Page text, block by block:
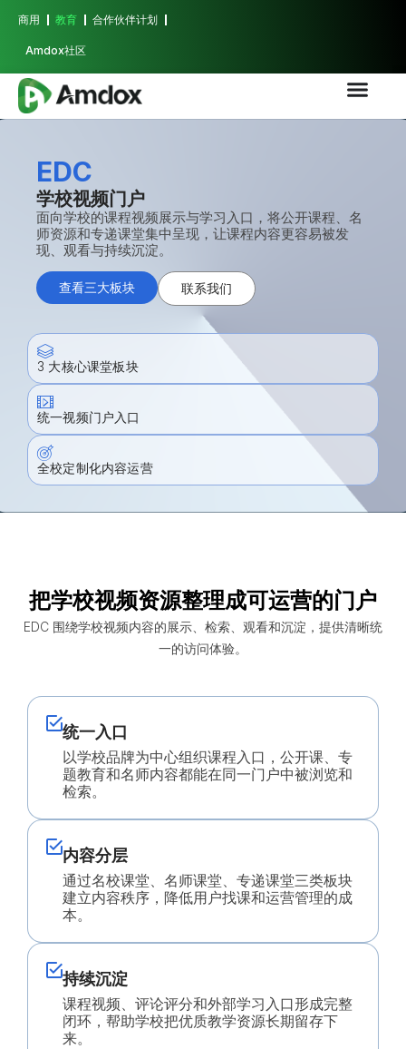
商用 教育 合作伙伴计划
Amdox社区
EDC
学校视频门户
面向学校的课程视频展示与学习入口，将公开课程、名
师资源和专递课堂集中呈现，让课程内容更容易被发
现、观看与持续沉淀。
查看三大板块 联系我们
3 大核心课堂板块
统一视频门户入口
全校定制化内容运营
把学校视频资源整理成可运营的门户
EDC 围绕学校视频内容的展示、检索、观看和沉淀，提供清晰统
一的访问体验。
统一入口
以学校品牌为中心组织课程入口，公开课、专
题教育和名师内容都能在同一门户中被浏览和
检索。
内容分层
通过名校课堂、名师课堂、专递课堂三类板块
建立内容秩序，降低用户找课和运营管理的成
本。
持续沉淀
课程视频、评论评分和外部学习入口形成完整
闭环，帮助学校把优质教学资源长期留存下
来。